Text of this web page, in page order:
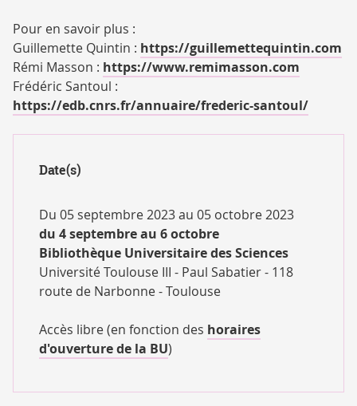
Pour en savoir plus :
Guillemette Quintin : https://guillemettequintin.com
Rémi Masson : https://www.remimasson.com
Frédéric Santoul :
https://edb.cnrs.fr/annuaire/frederic-santoul/
Date(s)
Du 05 septembre 2023 au 05 octobre 2023
du 4 septembre au 6 octobre
Bibliothèque Universitaire des Sciences
Université Toulouse III - Paul Sabatier - 118
route de Narbonne - Toulouse
Accès libre (en fonction des horaires
d'ouverture de la BU)